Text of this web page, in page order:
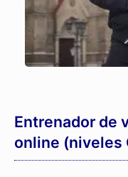
Entrenador de
online (niveles